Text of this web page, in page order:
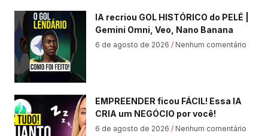
IA recriou GOL HISTÓRICO do PELÉ |
Gemini Omni, Veo, Nano Banana
6 de agosto de 2026 Nenhum comentário
EMPREENDER ficou FÁCIL! Essa IA
CRIA um NEGÓCIO por você!
6 de agosto de 2026 Nenhum comentário